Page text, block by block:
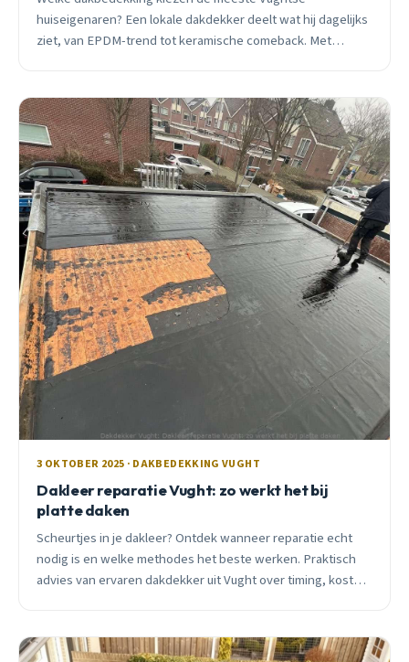
huiseigenaren? Een lokale dakdekker deelt wat hij dagelijks
ziet, van EPDM-trend tot keramische comeback. Met
3 OKTOBER 2025 · DAKBEDEKKING VUGHT
Dakleer reparatie Vught: zo werkt het bij
platte daken
Scheurtjes in je dakleer? Ontdek wanneer reparatie echt
nodig is en welke methodes het beste werken. Praktisch
advies van ervaren dakdekker uit Vught over timing, kosten